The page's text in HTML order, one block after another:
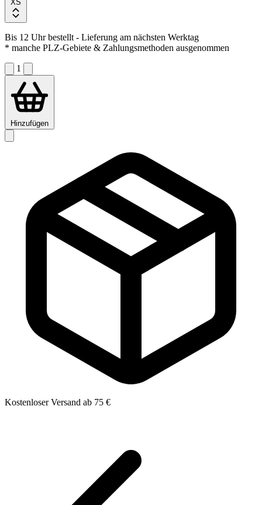
XS
Bis 12 Uhr bestellt- Lieferung am nächsten Werktag
* manche PLZ-Gebiete & Zahlungsmethoden ausgenommen
1
Hinzufügen
Kostenloser Versand ab 75 €